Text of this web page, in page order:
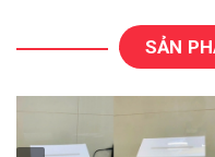
SẢN